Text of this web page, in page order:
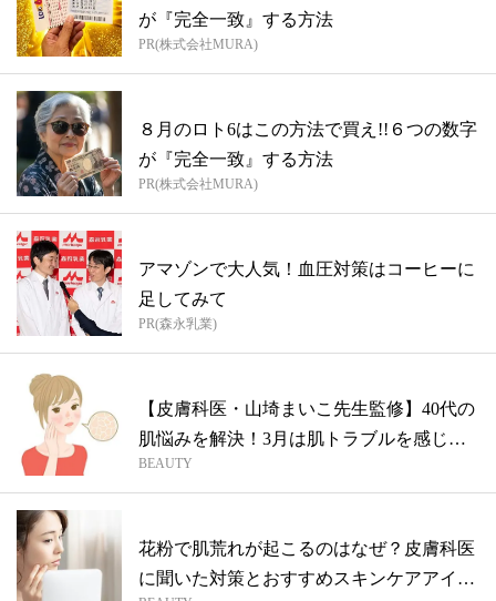
が『完全一致』する方法
PR(株式会社MURA)
８月のロト6はこの方法で買え!!６つの数字
が『完全一致』する方法
PR(株式会社MURA)
アマゾンで大人気！血圧対策はコーヒーに
足してみて
PR(森永乳業)
【皮膚科医・山埼まいこ先生監修】40代の
肌悩みを解決！3月は肌トラブルを感じや
す...
BEAUTY
花粉で肌荒れが起こるのはなぜ？皮膚科医
に聞いた対策とおすすめスキンケアアイテ